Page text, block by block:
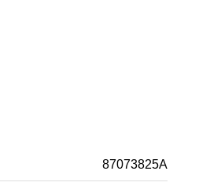
87073825A